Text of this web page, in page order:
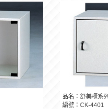
品名：舒美櫃系列
編號：CK-4401